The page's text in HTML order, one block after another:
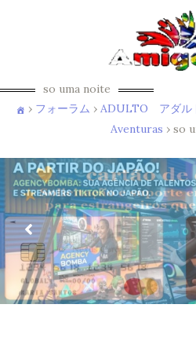
so uma noite
› フォーラム › ADULTO アダル
Aventuras › so